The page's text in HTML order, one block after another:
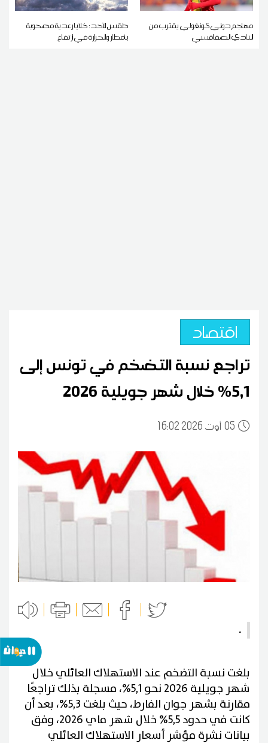
مهاجم دولي كونغولي يقترب من
النادي الصفاقسي
طقس الأحد: خلايا رعدية مصحوبة
بأمطار والحرارة في ارتفاع
اقتصاد
تراجع نسبة التضخم في تونس إلى
5,1% خلال شهر جويلية 2026
0516:02 2026 أوت
.
بلغت نسبة التضخم عند الاستهلاك العائلي خلال
شهر جويلية 2026 نحو 5,1%، مسجلة بذلك تراجعًا
مقارنة بشهر جوان الفارط، حيث بلغت 5,3%، بعد أن
كانت في حدود 5,5% خلال شهر ماي 2026، وفق
بيانات نشرة مؤشر أسعار الاستهلاك العائلي